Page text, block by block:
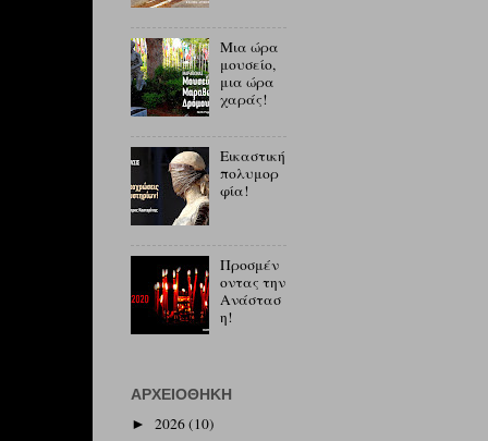
Μια ώρα
μουσείο,
μια ώρα
χαράς!
Εικαστική
πολυμορ
φία!
Προσμέν
οντας την
Ανάστασ
η!
ΑΡΧΕΙΟΘΉΚΗ
► 2026(10)